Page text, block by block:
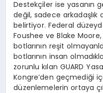
Destekçiler ise yasanın
değil, sadece arkadaşlık
belirtiyor. Federal
Foushee ve Blake
botlarının reşit
botlarının insan
zorunlu kılan GUARD
Kongre’den geçmediği
düzenlemelerin ortaya